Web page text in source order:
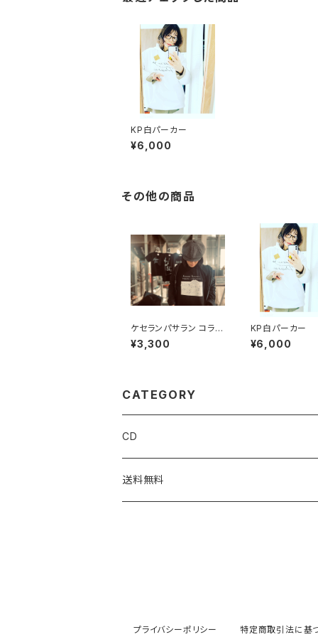
KP白パーカー
¥6,000
その他の商品
ケセランパサラン コラボ
T
¥3,300
KP白パーカー
¥6,000
CATEGORY
CD
送料無料
プライバシーポリシー 特定商取引法に基